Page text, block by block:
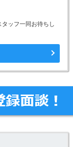
ッフ一同お待ちし